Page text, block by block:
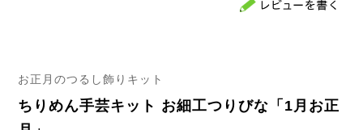
お正月のつるし飾りキット
ちりめん手芸キット お細工つりびな「1月お正